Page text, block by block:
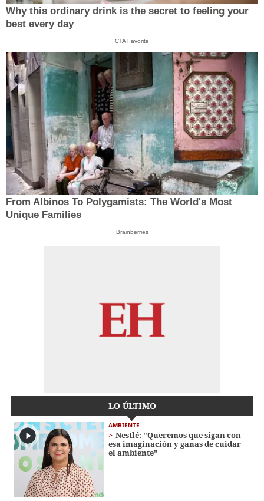
Why this ordinary drink is the secret to feeling your
best every day
CTA Favorite
From Albinos To Polygamists: The World's Most
Unique Families
Brainberries
LO ÚLTIMO
AMBIENTE
Nestlé: "Queremos que sigan con
esa imaginación y ganas de cuidar
el ambiente"